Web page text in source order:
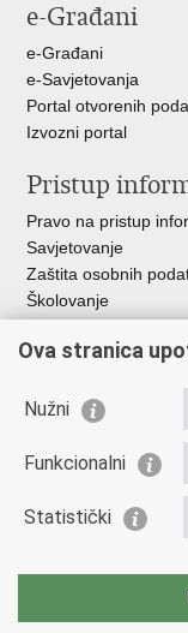
e-Građani
e-Građani
e-Savjetovanja
Portal otvorenih
Izvozni portal
Pristup
Pravo na pristup
Savjetovanje
Zaštita osobnih
Školovanje
Ministarstvo
Muzej policije
Centar za forenzična
Nacionalna
Ova stranica
Nužni
Funkcionalni
Statistički